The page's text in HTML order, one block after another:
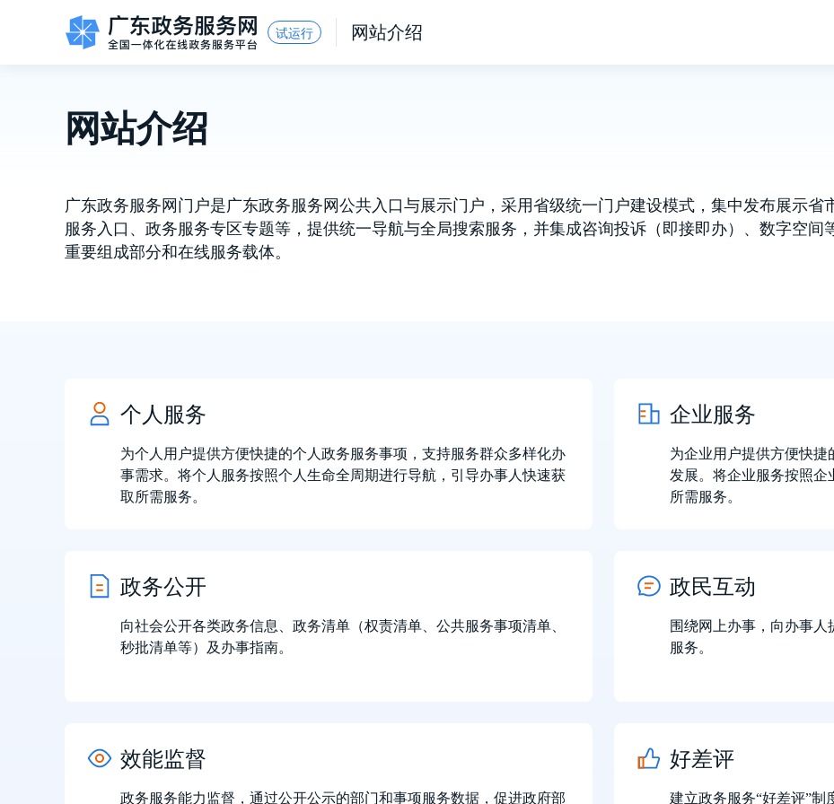
留言信箱
建言献策
信访相关法规
便民服务
百姓论坛
政府热线
网上调查
在线访谈
法律服务
领导信箱
未加载图片
政务微博
网络问政
意见征集
部门信箱
信访常见问题
信件回复
网上举报
公众监督
我要留言
广东政务服务网
试运行 网站介绍
网站介绍
广东政务服务网门户是广东政务服务网公共入口与展示门户，采用省级统一门户建设模式，集中发布展示
服务入口、政务服务专区专题等，提供统一导航与全局搜索服务，并集成咨询投诉（即接即办）、数字空
重要组成部分和在线服务载体。
个人服务
为个人用户提供方便快捷的个人政务服务事项，支持服务群众多样化办
事需求。将个人服务按照个人生命全周期进行导航，引导办事人快速获
取所需服务。
企业服务
为企业用户提供方便快
发展。将企业服务按照企
所需服务。
政务公开
向社会公开各类政务信息、政务清单（权责清单、公共服务事项清单、
秒批清单等）及办事指南。
政民互动
围绕网上办事，向办事
服务。
效能监督
政务服务能力监督，通过公开公示的部门和事项服务数据，促进政府部
好差评
建立政务服务“好差评”